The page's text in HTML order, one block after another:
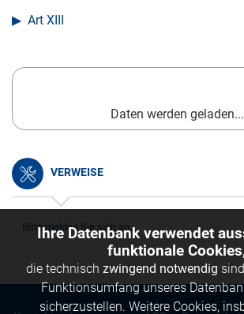
Art XIII
Daten werden geladen...
VERWEISE
Bitte melden Sie sich an.
Ihre Datenbank verwendet
funktionale
die technisch zwingend notwendig
Funktionsumfang unseres
sicherzustellen. Weitere Cookies,